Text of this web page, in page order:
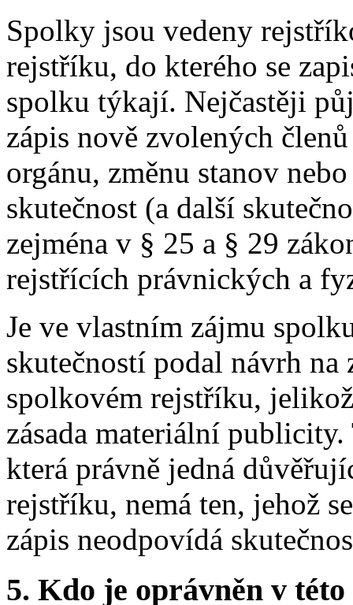
Spolky jsou vedeny
rejstříku, do kterého se
spolku týkají. Nejčastěji
zápis nově zvolených
orgánu, změnu stanov
skutečnost (a další
zejména v § 25 a § 29
rejstřících právnických a
Je ve vlastním zájmu
skutečností podal návrh na
spolkovém rejstříku,
zásada materiální
která právně jedná
rejstříku, nemá ten, jehož
zápis neodpovídá
5. Kdo je oprávněn v